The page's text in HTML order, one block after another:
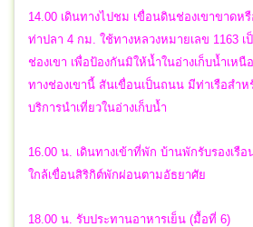
14.00 เดินทางไปชม เขื่อนดินช่องเขาขาดห
ท่าปลา 4 กม. ใช้ทางหลวงหมายเลข 1163 เ
ช่องเขา เพื่อป้องกันมิให้น้ำในอ่างเก็บน้ำเห
ทางช่องเขานี้ สันเขื่อนเป็นถนน มีท่าเรือสำห
บริการนำเที่ยวในอ่างเก็บน้ำ
16.00 น. เดินทางเข้าที่พัก บ้านพักรับรองเรื
ใกล้เขื่อนสิริกิต์พักผ่อนตามอัธยาศัย
18.00 น. รับประทานอาหารเย็น (มื้อที่ 6)